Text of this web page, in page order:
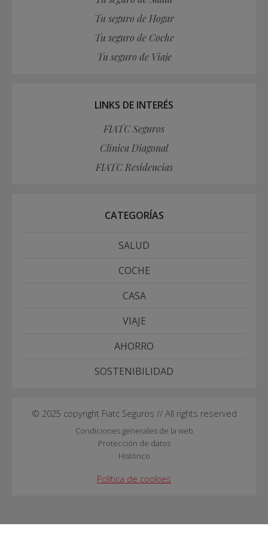
Tu seguro de Hogar
Tu seguro de Coche
Tu seguro de Viaje
LINKS DE INTERÉS
FIATC Seguros
Clínica Diagonal
FIATC Residencias
CATEGORÍAS
SALUD
COCHE
CASA
VIAJE
AHORRO
SOSTENIBILIDAD
© 2025 copyright Fiatc Seguros // All rights reserved
Condiciones generales de la web
Protección de datos
Histórico
Política de cookies